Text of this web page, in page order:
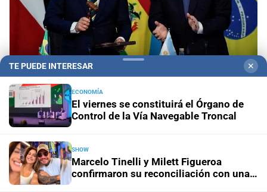
Tras el retiro de su embajador en la Argentina
pedido de disculpas ni acción diplomática: Quirno
lamentó la “decisión unilateral de Brasil”
En el SenadoEl oficialismo eliminó el capítulo de
extranjerización de tierras del proyecto de propiedad
privada
TE PUEDE INTERESAR ✕
ECONOMÍA
El viernes se constituirá el Órgano de
Control de la Vía Navegable Troncal
SHOW
Marcelo Tinelli y Milett Figueroa
confirmaron su reconciliación con una